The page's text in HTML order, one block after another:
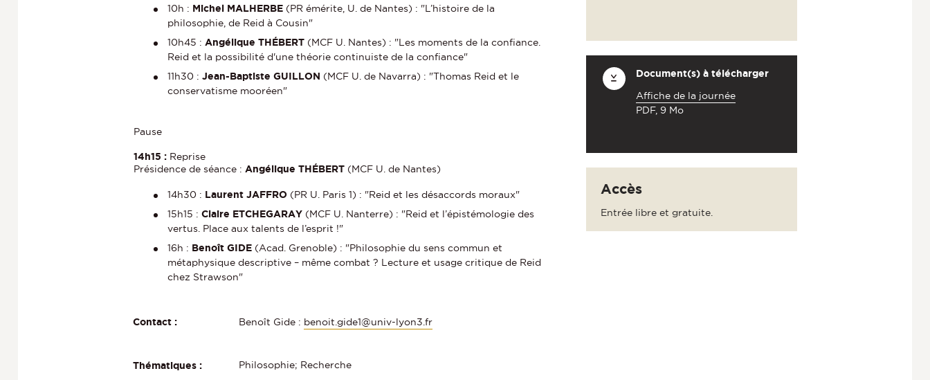
10h : Michel MALHERBE (PR émérite, U. de Nantes) : "L’histoire de la
philosophie, de Reid à Cousin"
10h45 : Angélique THÉBERT (MCF U. Nantes) : "Les moments de la confiance.
Reid et la possibilité d'une théorie continuiste de la confiance"
11h30 :Jean-Baptiste GUILLON (MCF U. de Navarra) : "Thomas Reid et le
conservatisme mooréen"
Pause
14h15 : Reprise
Présidence de séance :Angélique THÉBERT (MCF U. de Nantes)
14h30 : Laurent JAFFRO (PR U. Paris 1) : "Reid et les désaccords moraux"
15h15 :Claire ETCHEGARAY (MCF U. Nanterre) : "Reid et l’épistémologie des
vertus. Place aux talents de l’esprit !"
16h : Benoît GIDE (Acad. Grenoble) : "Philosophie du sens commun et
métaphysique descriptive – même combat ? Lecture et usage critique de Reid
chez Strawson"
Contact : Benoît Gide : benoit.gide1@univ-lyon3.fr
Thématiques : Philosophie; Recherche
Document(s) à télécharger
Affiche de la journée
PDF, 9 Mo
Accès
Entrée libre et gratuite.